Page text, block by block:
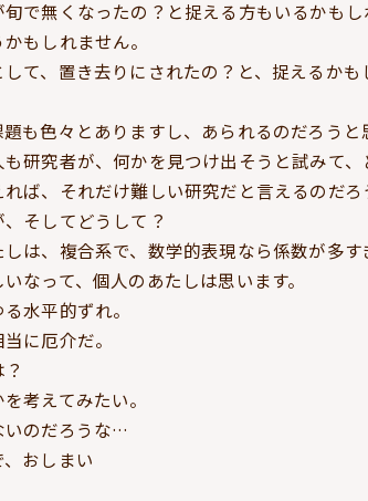
で無くなったの？と捉える方もいるかもし
もしれません。
て、置き去りにされたの？と、捉えるかも
も色々とありますし、あられるのだろうと
研究者が、何かを見つけ出そうと試みて、
ば、それだけ難しい研究だと言えるのだろ
そしてどうして？
は、複合系で、数学的表現なら係数が多
なって、個人のあたしは思います。
水平的ずれ。
に厄介だ。
考えてみたい。
いのだろうな…
おしまい